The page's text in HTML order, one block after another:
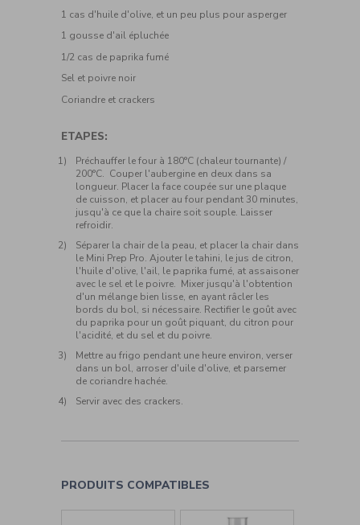
1 cas d'huile d'olive, et un peu plus pour asperger
1 gousse d'ail épluchée
1/2 cas de paprika fumé
Sel et poivre noir
Coriandre et crackers
ETAPES:
Préchauffer le four à 180°C (chaleur tournante) /
200°C. Couper l'aubergine en deux dans sa
longueur. Placer la face coupée sur une plaque
de cuisson, et placer au four pendant 30 minutes,
jusqu'à ce que la chaire soit souple. Laisser
refroidir.
Séparer la chair de la peau, et placer la chair dans
le Mini Prep Pro. Ajouter le tahini, le jus de citron,
l'huile d'olive, l'ail, le paprika fumé, at assaisoner
avec le sel et le poivre. Mixer jusqu'à l'obtention
d'un mélange bien lisse, en ayant râcler les
bords du bol, si nécessaire. Rectifier le goût avec
du paprika pour un goût piquant, du citron pour
l'acidité, et du sel et du poivre.
Mettre au frigo pendant une heure environ, verser
dans un bol, arroser d'uile d'olive, et parsemer
de coriandre hachée.
Servir avec des crackers.
PRODUITS COMPATIBLES